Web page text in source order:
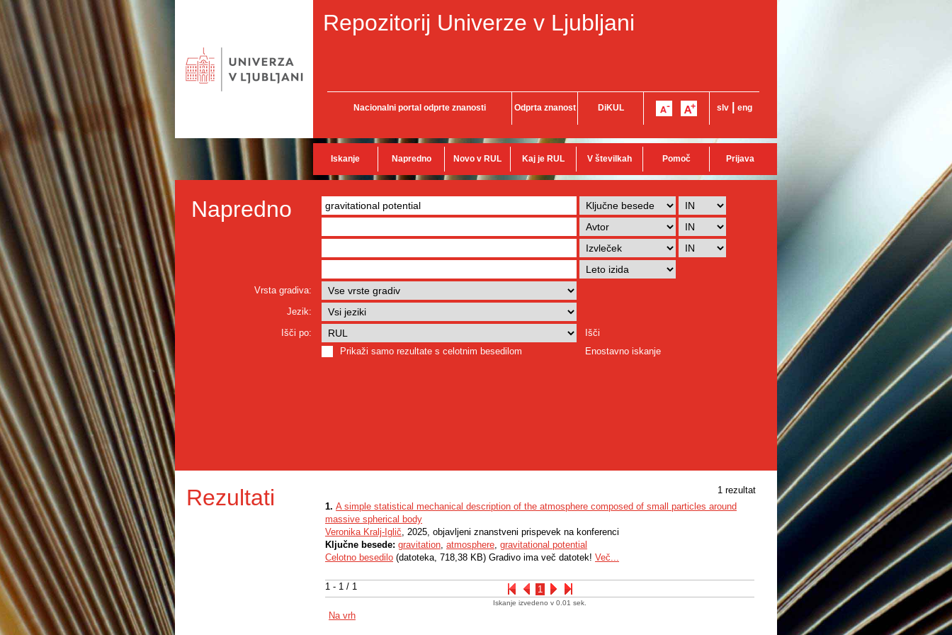
Repozitorij Univerze v Ljubljani
Nacionalni portal odprte znanosti Odprta znanost DiKUL slv eng
Iskanje Napredno Novo v RUL Kaj je RUL V številkah Pomoč Prijava
Napredno
Vrsta gradiva:
Jezik:
Išči po:
Išči
Prikaži samo rezultate s celotnim besedilom
Enostavno iskanje
Rezultati 1 rezultat
1 - 1 / 1 1
1. A simple statistical mechanical description of the atmosphere composed of small particles around
massive spherical body
Veronika Kralj-Iglič, 2025, objavljeni znanstveni prispevek na konferenci
Ključne besede: gravitation, atmosphere, gravitational potential
Celotno besedilo (datoteka, 718,38 KB) Gradivo ima več datotek! Več...
Iskanje izvedeno v 0.01 sek.
Na vrh